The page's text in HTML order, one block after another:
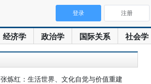
经济学 政治学 国际关系 社会学
登录 注册
张炼红：生活世界、文化自觉与价值重建